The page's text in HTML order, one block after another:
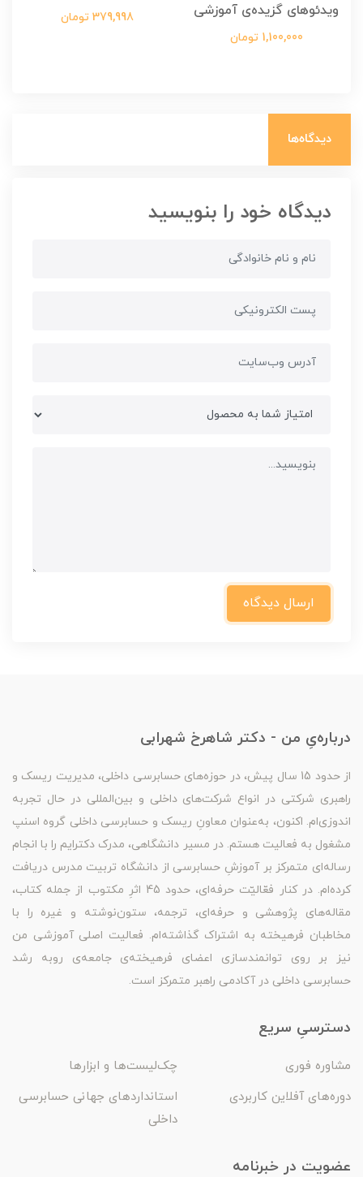
ویدئوهای گزیده‌ی آموزشی
1,100,000 تومان
379,998 تومان
دیدگاه‌ها
دیدگاه خود را بنویسید
ارسال دیدگاه
درباره‌یِ من - دکتر شاهرخ شهرابی
از حدود 15 سال پیش، در حوزه‌های حسابرسی داخلی، مدیریت ریسک و
راهبری شرکتی در انواع شرکت‌های داخلی و بین‌المللی در حال تجربه
اندوزی‌ام. اکنون، به‌عنوان معاونِ ریسک و حسابرسی داخلی گروه اسنپ
مشغول به فعالیت هستم. در مسیر دانشگاهی، مدرک دکترایم را با انجام
رساله‌ای متمرکز بر آموزشِ حسابرسی از دانشگاه تربیت مدرس دریافت
کرده‌ام. در کنار فعّالیّت حرفه‌ای، حدود 45 اثرِ مکتوب از جمله کتاب،
مقاله‌های پژوهشی و حرفه‌ای، ترجمه، ستون‌نوشته و غیره را با
مخاطبان فرهیخته به اشتراک گذاشته‌ام. فعالیت اصلی آموزشی من
نیز بر روی توانمندسازی اعضای فرهیخته‌ی جامعه‌ی روبه رشد
حسابرسی داخلی در آکادمی راهبر متمرکز است.
دسترسیِ سریع
مشاوره فوری
چک‌لیست‌ها و ابزارها
دوره‌های آفلاین کاربردی
استانداردهای جهانی حسابرسی
داخلی
عضویت در خبرنامه